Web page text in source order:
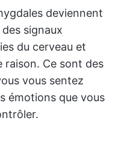
deviennent
signaux
du cerveau et
raison. Ce sont des
vous sentez
émotions que vous